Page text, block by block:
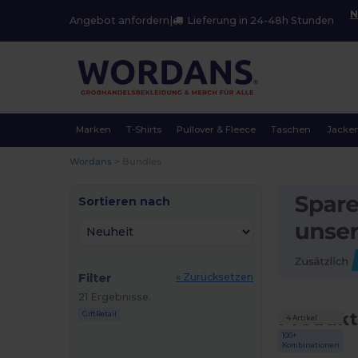
Angebot anfordern Lieferung in 24-48h Stunden
Marken T-Shirts Pullover & Fleece Taschen
Wordans
Sortieren nach
Filter
« Zurücksetzen
21 Ergebnisse.
GiftRetail 4 Artikel
100+
Kombinationen